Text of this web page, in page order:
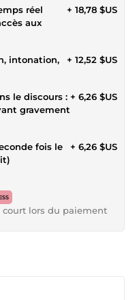
réel
aux
+ 18,78 $US
intonation,
+ 12,52 $US
le discours :
gravement
+ 6,26 $US
fois le
+ 6,26 $US
court lors du paiement